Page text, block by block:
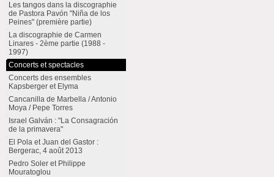
Les tangos dans la discographie
de Pastora Pavón "Niña de los
Peines" (première partie)
La discographie de Carmen
Linares - 2ème partie (1988 -
1997)
Concerts et spectacles
Concerts des ensembles
Kapsberger et Elyma
Cancanilla de Marbella / Antonio
Moya / Pepe Torres
Israel Galván : "La Consagración
de la primavera"
El Pola et Juan del Gastor :
Bergerac, 4 août 2013
Pedro Soler et Philippe
Mouratoglou